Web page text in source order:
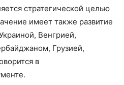
стратегической целью
имеет также развитие
Венгрией,
Грузией,
в